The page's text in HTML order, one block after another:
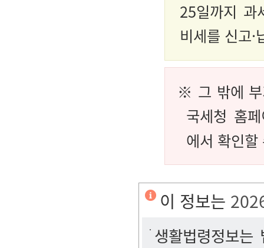
25일까지 과
비세를 신고
※ 그 밖에 부
국세청 홈
에서 확인
이 정보는
생활법령정보